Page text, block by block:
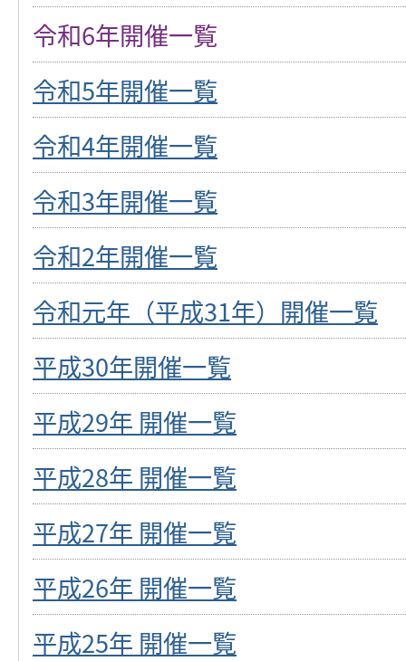
令和6年開催一覧
令和5年開催一覧
令和4年開催一覧
令和3年開催一覧
令和2年開催一覧
令和元年（平成31年）開催一覧
平成30年開催一覧
平成29年 開催一覧
平成28年 開催一覧
平成27年 開催一覧
平成26年 開催一覧
平成25年 開催一覧